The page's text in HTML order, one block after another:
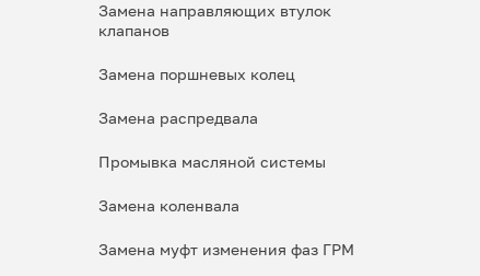
Замена направляющих втулок
клапанов
Замена поршневых колец
Замена распредвала
Промывка масляной системы
Замена коленвала
Замена муфт изменения фаз ГРМ